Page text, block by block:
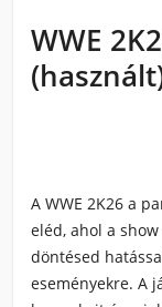
WWE
A WWE 2K26 a
eléd, ahol a
döntésed
eseményekre. A